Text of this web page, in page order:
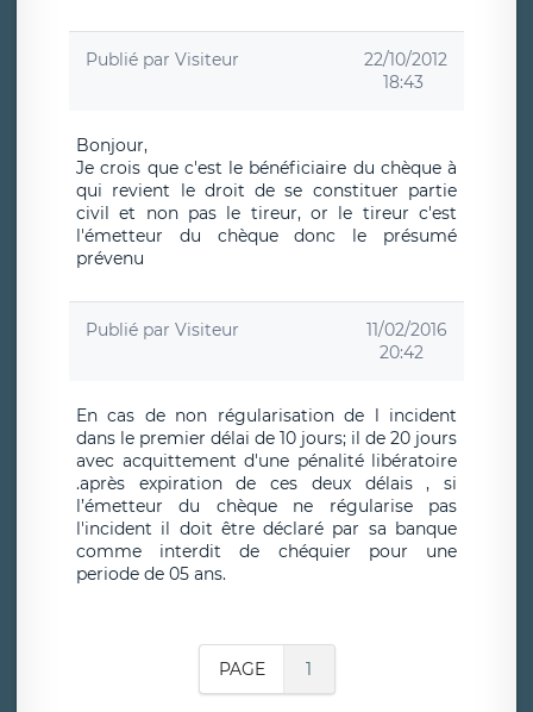
Publié par Visiteur
22/10/2012
18:43
Bonjour,
Je crois que c'est le bénéficiaire du chèque à
qui revient le droit de se constituer partie
civil et non pas le tireur, or le tireur c'est
l'émetteur du chèque donc le présumé
prévenu
Publié par Visiteur
11/02/2016
20:42
En cas de non régularisation de l incident
dans le premier délai de 10 jours; il de 20 jours
avec acquittement d'une pénalité libératoire
.après expiration de ces deux délais , si
l’émetteur du chèque ne régularise pas
l'incident il doit être déclaré par sa banque
comme interdit de chéquier pour une
periode de 05 ans.
PAGE 1